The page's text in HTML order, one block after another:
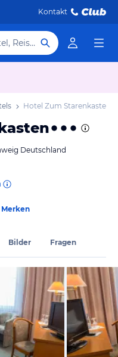
Kontakt
Hotel, Reiseziel
Hotel Zum Starenkasten
Deutschland
Merken
Bilder Fragen